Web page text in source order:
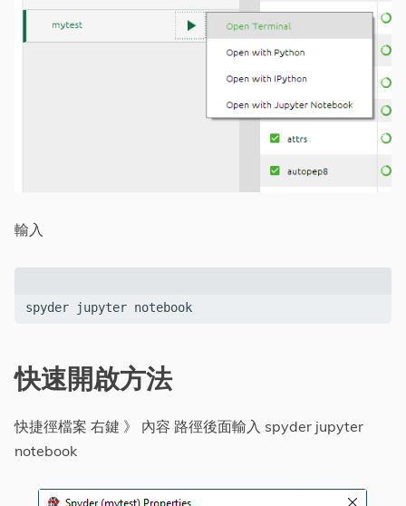
輸入
spyder jupyter notebook
快速開啟方法
快捷徑檔案 右鍵 》 內容 路徑後面輸入 spyder jupyter
notebook